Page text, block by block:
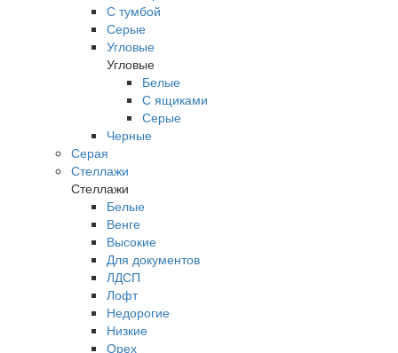
С тумбой
Серые
Угловые
Угловые
Белые
С ящиками
Серые
Черные
Серая
Стеллажи
Стеллажи
Белые
Венге
Высокие
Для документов
ЛДСП
Лофт
Недорогие
Низкие
Орех